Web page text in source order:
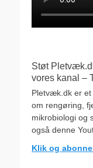
Støt
vores kanal –
Pletvæk.dk er et
om rengøring,
mikrobiologi og
også denne
Klik og